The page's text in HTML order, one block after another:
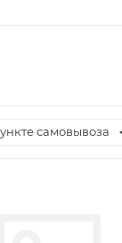
самовывоза